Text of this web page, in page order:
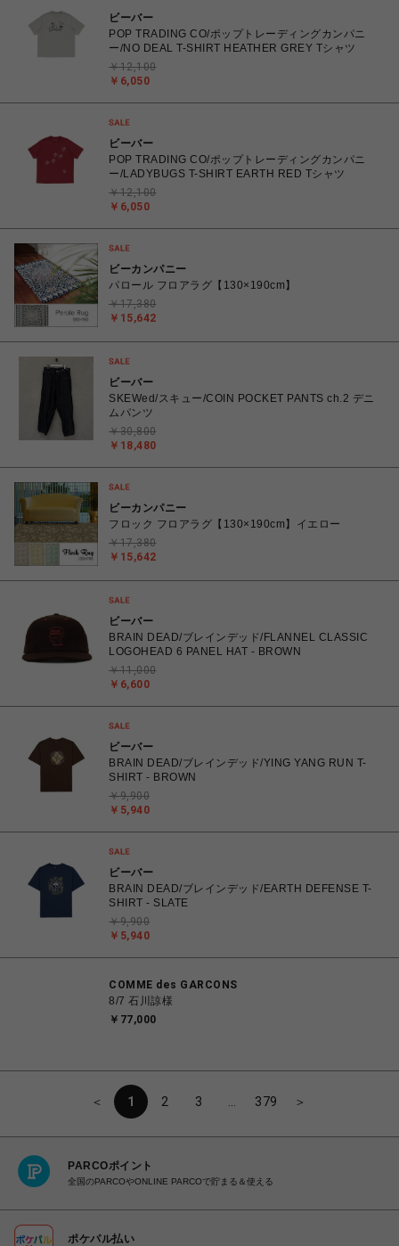
ビーバー
POP TRADING CO/ポップトレーディングカンパニ
ー/NO DEAL T-SHIRT HEATHER GREY Tシャツ
￥6,050
￥12,100
ビーバー
POP TRADING CO/ポップトレーディングカンパニ
ー/LADYBUGS T-SHIRT EARTH RED Tシャツ
￥6,050
￥12,100
ビーカンパニー
パロール フロアラグ【130×190cm】
￥15,642
￥17,380
ビーバー
SKEWed/スキュー/COIN POCKET PANTS ch.2 デニ
ムパンツ
￥18,480
￥30,800
ビーカンパニー
フロック フロアラグ【130×190cm】イエロー
￥15,642
￥17,380
ビーバー
BRAIN DEAD/ブレインデッド/FLANNEL CLASSIC
LOGOHEAD 6 PANEL HAT - BROWN
￥6,600
￥11,000
ビーバー
BRAIN DEAD/ブレインデッド/YING YANG RUN T-
SHIRT - BROWN
￥5,940
￥9,900
ビーバー
BRAIN DEAD/ブレインデッド/EARTH DEFENSE T-
SHIRT - SLATE
￥5,940
￥9,900
COMME des GARCONS
8/7 石川諒様
￥77,000
＜ 1 2 3 379 ＞
PARCOポイント
全国のPARCOやONLINE PARCOで貯まる＆使える
ポケパル払い